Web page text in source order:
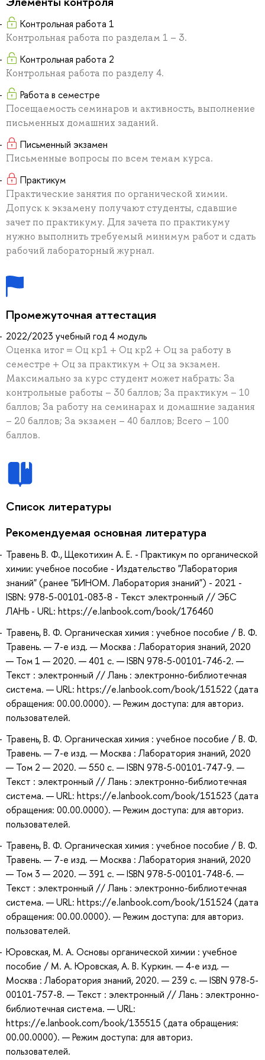
Контрольная работа 1
Контрольная работа по разделам 1 – 3.
Контрольная работа 2
Контрольная работа по разделу 4.
Работа в семестре
Посещаемость семинаров и активность, выполнение
письменных домашних заданий.
Письменный экзамен
Письменные вопросы по всем темам курса.
Практикум
Практические занятия по органической химии.
Допуск к экзамену получают студенты, сдавшие
зачет по практикуму. Для зачета по практикуму
нужно выполнить требуемый минимум работ и сдать
рабочий лабораторный журнал.
Промежуточная аттестация
2022/2023 учебный год 4 модуль
Оценка итог = Оц кр1 + Оц кр2 + Оц за работу в
семестре + Оц за практикум + Оц за экзамен.
Максимально за курс студент может набрать: За
контрольные работы – 30 баллов; За практикум – 10
баллов; За работу на семинарах и домашние задания
– 20 баллов; За экзамен – 40 баллов; Всего – 100
баллов.
Список литературы
Рекомендуемая основная литература
Травень В. Ф., Щекотихин А. Е. - Практикум по органической
химии: учебное пособие - Издательство "Лаборатория
знаний" (ранее "БИНОМ. Лаборатория знаний") - 2021 -
ISBN: 978-5-00101-083-8 - Текст электронный // ЭБС
ЛАНЬ - URL: https://e.lanbook.com/book/176460
Травень, В. Ф. Органическая химия : учебное пособие / В. Ф.
Травень. — 7-е изд. — Москва : Лаборатория знаний, 2020
— Том 1 — 2020. — 401 с. — ISBN 978-5-00101-746-2. —
Текст : электронный // Лань : электронно-библиотечная
система. — URL: https://e.lanbook.com/book/151522 (дата
обращения: 00.00.0000). — Режим доступа: для авториз.
пользователей.
Травень, В. Ф. Органическая химия : учебное пособие / В. Ф.
Травень. — 7-е изд. — Москва : Лаборатория знаний, 2020
— Том 2 — 2020. — 550 с. — ISBN 978-5-00101-747-9. —
Текст : электронный // Лань : электронно-библиотечная
система. — URL: https://e.lanbook.com/book/151523 (дата
обращения: 00.00.0000). — Режим доступа: для авториз.
пользователей.
Травень, В. Ф. Органическая химия : учебное пособие / В. Ф.
Травень. — 7-е изд. — Москва : Лаборатория знаний, 2020
— Том 3 — 2020. — 391 с. — ISBN 978-5-00101-748-6. —
Текст : электронный // Лань : электронно-библиотечная
система. — URL: https://e.lanbook.com/book/151524 (дата
обращения: 00.00.0000). — Режим доступа: для авториз.
пользователей.
Юровская, М. А. Основы органической химии : учебное
пособие / М. А. Юровская, А. В. Куркин. — 4-е изд. —
Москва : Лаборатория знаний, 2020. — 239 с. — ISBN 978-5-
00101-757-8. — Текст : электронный // Лань : электронно-
библиотечная система. — URL:
https://e.lanbook.com/book/135515 (дата обращения:
00.00.0000). — Режим доступа: для авториз.
пользователей.